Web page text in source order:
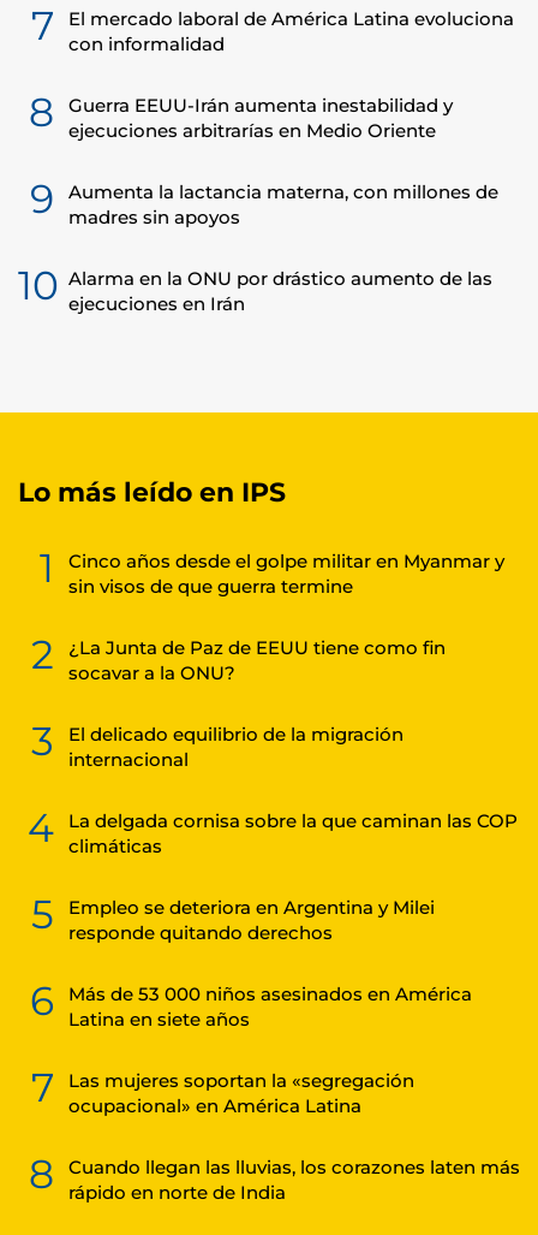
7
El mercado laboral de América Latina evoluciona
con informalidad
8
Guerra EEUU-Irán aumenta inestabilidad y
ejecuciones arbitrarías en Medio Oriente
9
Aumenta la lactancia materna, con millones de
madres sin apoyos
10 Alarma en la ONU por drástico aumento de las
ejecuciones en Irán
Lo más leído en IPS
1
Cinco años desde el golpe militar en Myanmar y
sin visos de que guerra termine
2
¿La Junta de Paz de EEUU tiene como fin
socavar a la ONU?
3
El delicado equilibrio de la migración
internacional
4
La delgada cornisa sobre la que caminan las COP
climáticas
5
Empleo se deteriora en Argentina y Milei
responde quitando derechos
6
Más de 53 000 niños asesinados en América
Latina en siete años
7
Las mujeres soportan la «segregación
ocupacional» en América Latina
8
Cuando llegan las lluvias, los corazones laten más
rápido en norte de India